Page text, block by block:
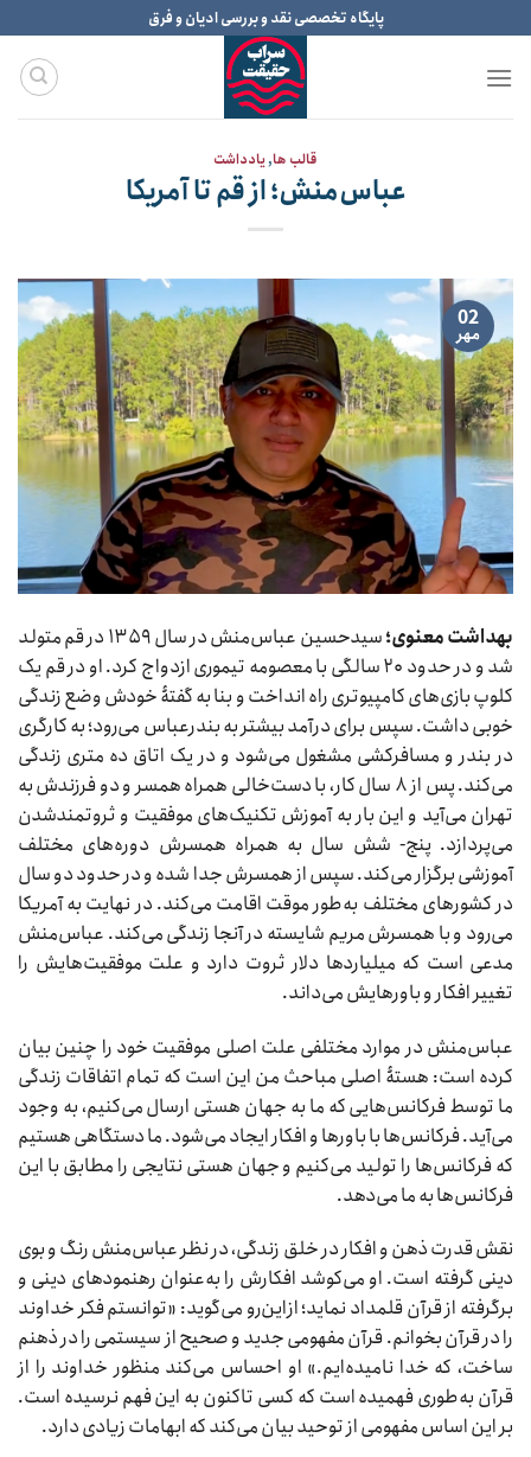
to
content
پایگاه تخصصی نقد و بررسی ادیان و فرق
قالب ها,یادداشت
عباس‌منش؛ از قم تا آمریکا
02
مهر
بهداشت معنوی؛
سیدحسین عباس‌منش در سال ۱۳۵۹ در قم متولد
شد و در حدود ۲۰ سالگی با معصومه تیموری ازدواج کرد. او در قم یک
کلوپ بازی‌های کامپیوتری راه انداخت و بنا به گفتۀ خودش وضع زندگی
خوبی داشت. سپس برای درآمد بیشتر به بندرعباس می‌رود؛ به کارگری
در بندر و مسافرکشی مشغول می‌شود و در یک اتاق ده متری زندگی
می‌کند. پس از ۸ سال کار، با دست‌خالی همراه همسر و دو فرزندش به
تهران می‌آید و این بار به آموزش تکنیک‌های موفقیت و ثروتمندشدن
می‌پردازد. پنج- شش سال به همراه همسرش دوره‌های مختلف
آموزشی برگزار می‌کند. سپس از همسرش جدا شده و در حدود دو سال
در کشورهای مختلف به‌طور موقت اقامت می‌کند. در نهایت به آمریکا
می‌رود و با همسرش مریم شایسته در آنجا زندگی می‌کند. عباس‌منش
مدعی است که میلیاردها دلار ثروت دارد و علت موفقیت‌هایش را
تغییر افکار و باورهایش می‌داند.
عباس‌منش در موارد مختلفی علت اصلی موفقیت خود را چنین بیان
کرده است: هستۀ اصلی مباحث من این است که تمام اتفاقات زندگی
ما توسط فرکانس‌هایی که ما به جهان هستی ارسال می‌کنیم، به وجود
می‌آید. فرکانس‌ها با باورها و افکار ایجاد می‌شود. ما دستگاهی هستیم
که فرکانس‌ها را تولید می‌کنیم و جهان هستی نتایجی را مطابق با این
فرکانس‌ها به ما می‌دهد.
نقش قدرت ذهن و افکار در خلق زندگی، در نظر عباس‌منش رنگ و بوی
دینی گرفته است. او می‌کوشد افکارش را به‌عنوان رهنمودهای دینی و
برگرفته از قرآن قلمداد نماید؛ ازاین‌رو می‌گوید: «توانستم فکر خداوند
را در قرآن بخوانم. قرآن مفهومی جدید و صحیح از سیستمی را در ذهنم
ساخت‌، که خدا نامیده‌ایم.» او احساس می‌کند منظور خداوند را از
قرآن به‌طوری فهمیده است که کسی تاکنون به این فهم نرسیده است.
بر این اساس مفهومی از توحید بیان می‌کند که ابهامات زیادی دارد.